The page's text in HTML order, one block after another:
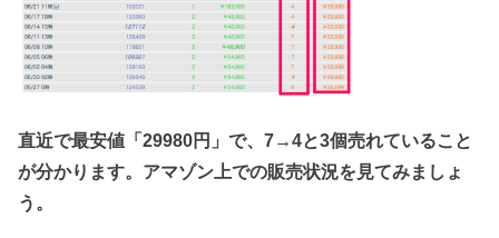
直近で最安値「29980円」で、7→4と3個売れていること
が分かります。アマゾン上での販売状況を見てみましょ
う。